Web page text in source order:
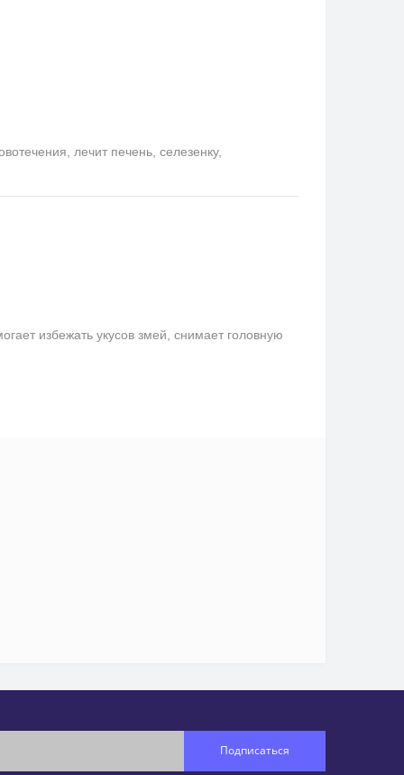
лечит печень, селезенку,
избежать укусов змей, снимает головную
Подписаться